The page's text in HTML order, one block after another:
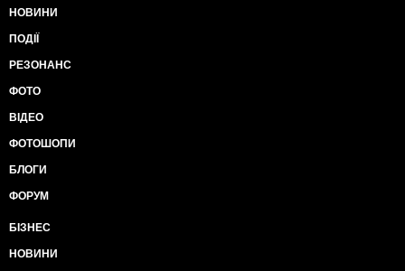
НОВИНИ
ПОДІЇ
РЕЗОНАНС
ФОТО
ВІДЕО
ФОТОШОПИ
БЛОГИ
ФОРУМ
БІЗНЕС
НОВИНИ